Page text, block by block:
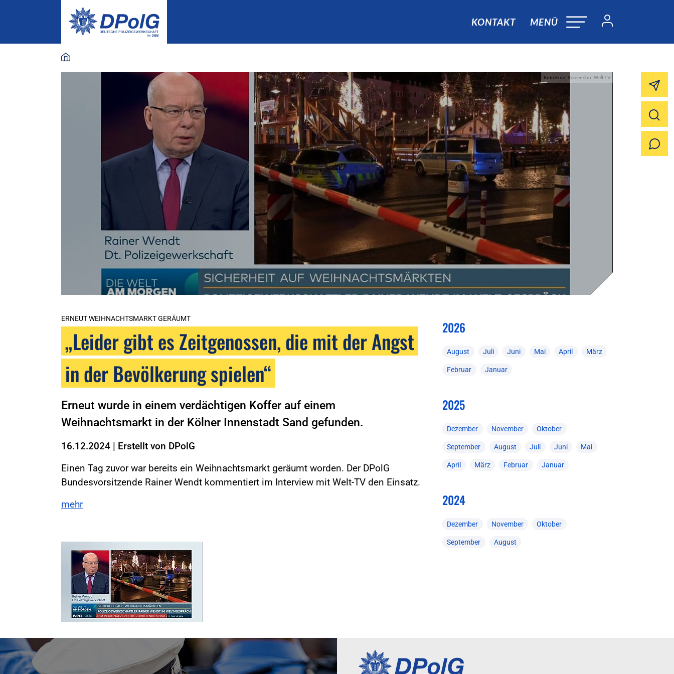
KONTAKT MENÜ
Foto:Foto: Screenshot Welt TV
ERNEUT WEIHNACHTSMARKT GERÄUMT
„Leider gibt es Zeitgenossen, die mit der Angst
in der Bevölkerung spielen“
Erneut wurde in einem verdächtigen Koffer auf einem
Weihnachtsmarkt in der Kölner Innenstadt Sand gefunden.
16.12.2024 | Erstellt von DPolG
Einen Tag zuvor war bereits ein Weihnachtsmarkt geräumt worden. Der DPolG
Bundesvorsitzende Rainer Wendt kommentiert im Interview mit Welt-TV den Einsatz.
mehr
2026
August Juli Juni Mai April März
Februar Januar
2025
Dezember November Oktober
September August Juli Juni Mai
April März Februar Januar
2024
Dezember November Oktober
September August